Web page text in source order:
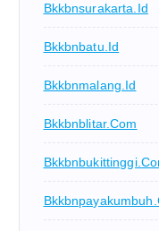
Bkkbnsurakarta.id
Bkkbnbatu.id
Bkkbnmalang.id
Bkkbnblitar.com